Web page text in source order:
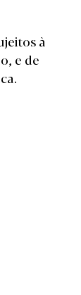
à
e de